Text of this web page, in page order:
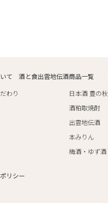
て
わり
酒と食出雲地伝酒商品一覧
日本酒 豊の秋
酒粕取焼酎
出雲地伝酒
本みりん
梅酒・ゆず酒
リシー